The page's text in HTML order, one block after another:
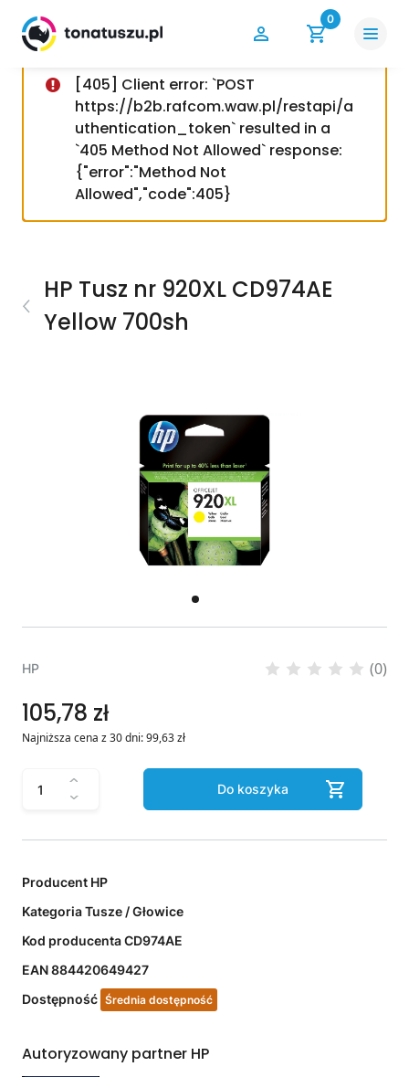
0
[405] Client error: `POST
https://b2b.rafcom.waw.pl/restapi/a
uthentication_token` resulted in a
`405 Method Not Allowed` response:
{"error":"Method Not
Allowed","code":405}
HP Tusz nr 920XL CD974AE
Yellow 700sh
HP (0)
105,78 zł
Najniższa cena z 30 dni:99,63zł
Producent HP
KategoriaTusze / Głowice
Kod producentaCD974AE
EAN884420649427
Dostępność Średnia dostępność
Do koszyka
Autoryzowany partner HP